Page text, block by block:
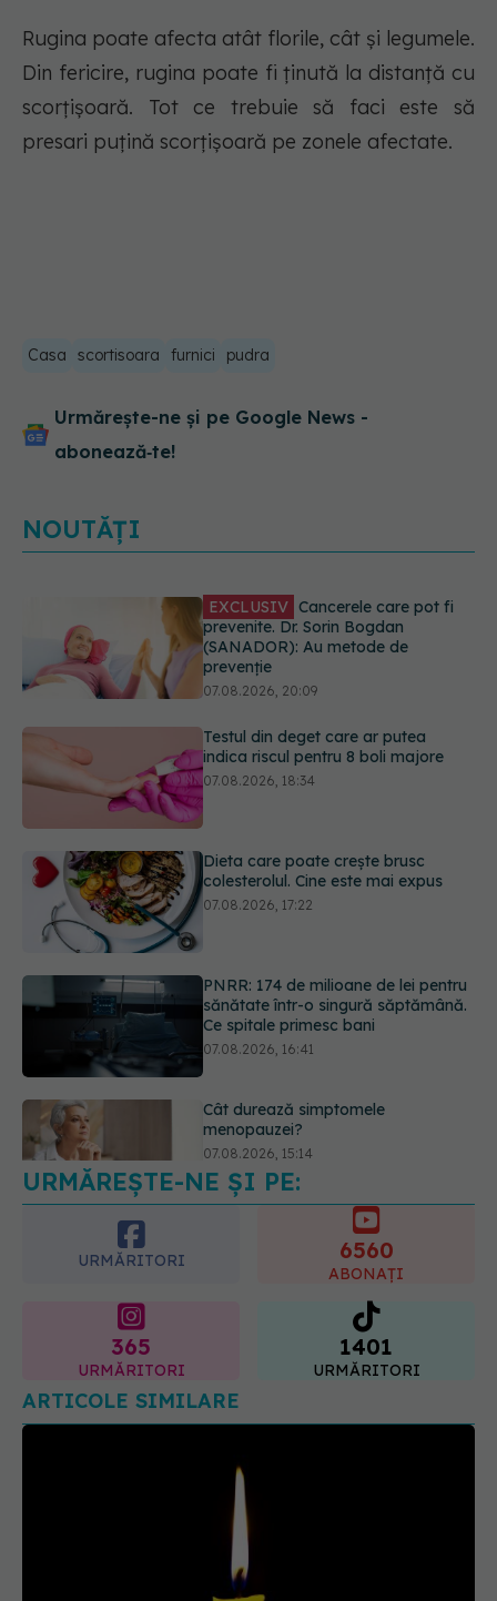
Rugina poate afecta atât florile, cât și legumele.
Din fericire, rugina poate fi ținută la distanță cu
scorțișoară. Tot ce trebuie să faci este să
presari puțină scorțișoară pe zonele afectate.
Casa scortisoara furnici pudra
Urmărește-ne și pe Google News -
abonează‑te!
NOUTĂȚI
Testul din deget care ar putea
indica riscul pentru 8 boli majore
07.08.2026, 18:34
Dieta care poate crește brusc
colesterolul. Cine este mai expus
07.08.2026, 17:22
PNRR: 174 de milioane de lei pentru
sănătate într-o singură săptămână.
Ce spitale primesc bani
Cât durează simptomele
menopauzei?
07.08.2026, 15:14
EXCLUSIV Cancerele care pot fi
prevenite. Dr. Sorin Bogdan
(SANADOR): Au metode de
prevenție
07.08.2026, 20:09
URMĂREȘTE-NE ȘI PE:
URMĂRITORI
365 1401
URMĂRITORI
ARTICOLE SIMILARE